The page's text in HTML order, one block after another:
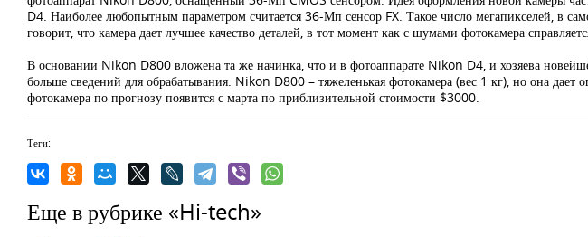
D4. Наиболее любопытным параметром считается 36-Мп сенсор FX. Такое число мегапикселей, в
говорит, что камера дает лучшее качество деталей, в тот момент как с шумами фотокамера
В основании Nikon D800 вложена та же начинка, что и в фотоаппарате Nikon D4, и хозяева
больше сведений для обрабатывания. Nikon D800 – тяжеленькая фотокамера (вес 1 кг), но она
фотокамера по прогнозу появится с марта по приблизительной стоимости $3000.
Теги:
Еще в рубрике «Hi-tech»